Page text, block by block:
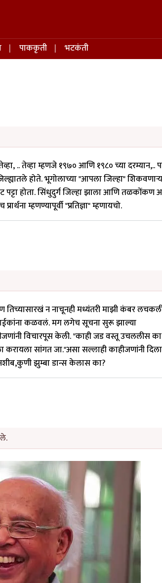
पाककृती
भटकंती
.. तेव्हा म्हणजे १९७० आणि १९८० च्या दरम्यान,..
होते. भूगोलाच्या "आपला जिल्हा"
होता. सिंधुदुर्ग जिल्हा झाला आणि तळकोंकण
म्हणण्यापूर्वी "प्रतिज्ञा" म्हणायचो.
तिच्यासारखं न नाचूनही मध्यंतरी माझी कंबर
कळवलं. मग लगेच सूचना सुरू झाल्या
विचारपूस केली. "काही जड वस्तू उचललीस
सांगत जा."असा सल्लाही काहीजणांनी
झुम्बा डान्स केलास का?